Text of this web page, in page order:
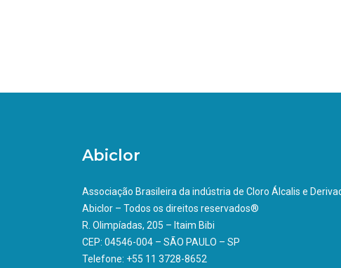
Abiclor
Associação Brasileira da indústria de Cloro Álcalis e
Abiclor – Todos os direitos reservados®
R. Olimpíadas, 205 – Itaim Bibi
CEP: 04546-004 – SÃO PAULO – SP
Telefone: +55 11 3728-8652